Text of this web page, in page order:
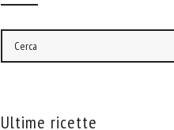
Ultime ricette